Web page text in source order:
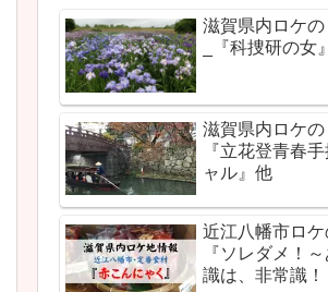
滋賀県内ロケ
_『科捜研の女
滋賀県内ロケ
『立花登青春
ャル』他
近江八幡市ロ
『ソレダメ！
識は、非常識！